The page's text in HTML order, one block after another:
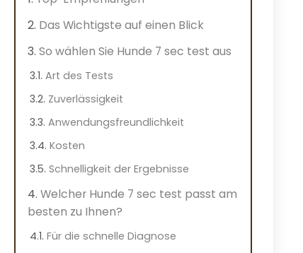
Das Wichtigste auf einen Blick
So wählen Sie Hunde 7 sec test aus
Art des Tests
Zuverlässigkeit
Anwendungsfreundlichkeit
Kosten
Schnelligkeit der Ergebnisse
Welcher Hunde 7 sec test passt am
besten zu Ihnen?
Für die schnelle Diagnose